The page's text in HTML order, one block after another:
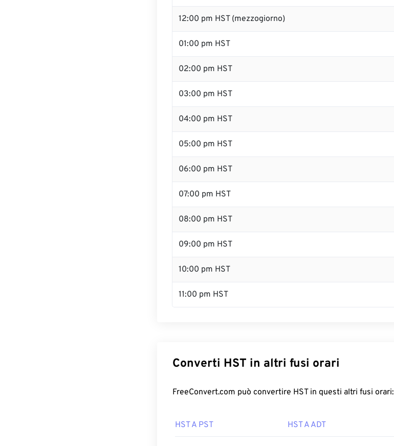
12:00 pm HST (mezzogiorno)
01:00 pm HST
02:00 pm HST
03:00 pm HST
04:00 pm HST
05:00 pm HST
06:00 pm HST
07:00 pm HST
08:00 pm HST
09:00 pm HST
10:00 pm HST
11:00 pm HST
Converti HST in altri fusi orari
FreeConvert.com può convertire HST in questi altri fusi orari:
HST A PST HST A ADT